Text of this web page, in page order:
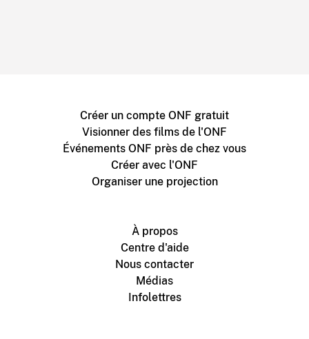
Créer un compte ONF gratuit
Visionner des films de l'ONF
Événements ONF près de chez vous
Créer avec l'ONF
Organiser une projection
À propos
Centre d'aide
Nous contacter
Médias
Infolettres